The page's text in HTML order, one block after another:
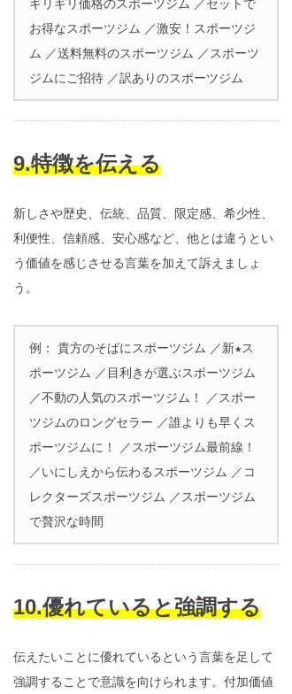
ギリギリ価格のスポーツジム ／セットで
お得なスポーツジム ／激安！スポーツジ
ム ／送料無料のスポーツジム ／スポーツ
ジムにご招待 ／訳ありのスポーツジム
9.特徴を伝える
新しさや歴史、伝統、品質、限定感、希少性、
利便性、信頼感、安心感など、他とは違うとい
う価値を感じさせる言葉を加えて訴えましょ
う。
例： 貴方のそばにスポーツジム ／新★ス
ポーツジム ／目利きが選ぶスポーツジム
／不動の人気のスポーツジム！ ／スポー
ツジムのロングセラー ／誰よりも早くス
ポーツジムに！ ／スポーツジム最前線！
／いにしえから伝わるスポーツジム ／コ
レクターズスポーツジム ／スポーツジム
で贅沢な時間
10.優れていると強調する
伝えたいことに優れているという言葉を足して
強調することで意識を向けられます。付加価値